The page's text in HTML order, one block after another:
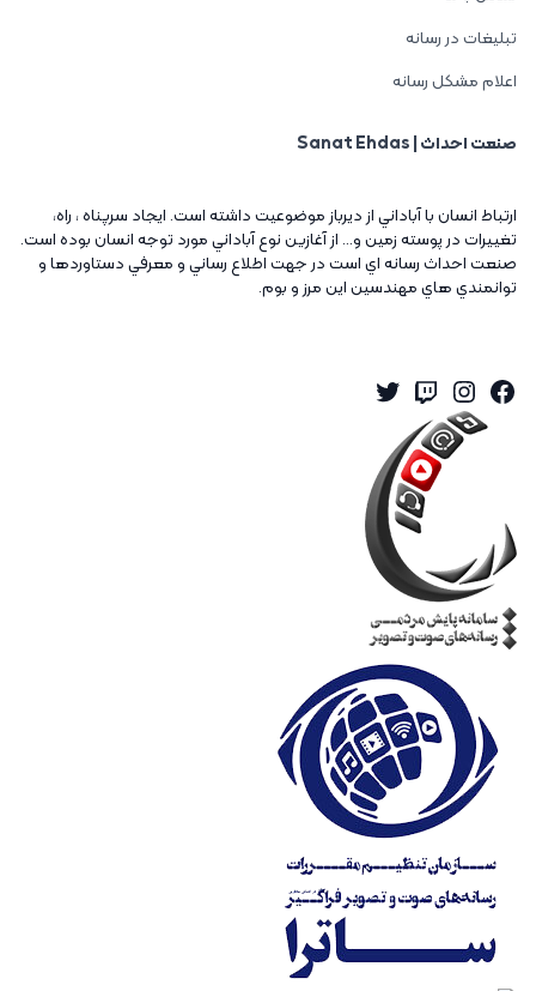
تبلیغات در رسانه
اعلام مشکل رسانه
صنعت احداث | Sanat Ehdas
ارتباط انسان با آباداني از ديرباز موضوعيت داشته است. ايجاد سرپناه ، راه،
تغييرات در پوسته زمين و... از آغازين نوع آباداني مورد توجه انسان بوده است.
صنعت احداث رسانه اي است در جهت اطلاع رساني و معرفي دستاوردها و
توانمندي هاي مهندسين اين مرز و بوم.
Facebook
Instagram
Twitch
Twitter